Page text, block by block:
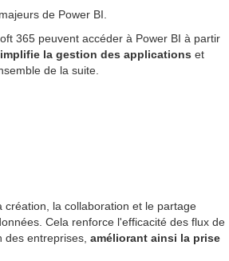
de Power BI.
365 peuvent accéder à Power BI à partir
la gestion des applications et
de la suite.
création, la collaboration et le partage
Cela renforce l'efficacité des flux de
des entreprises, améliorant ainsi la prise